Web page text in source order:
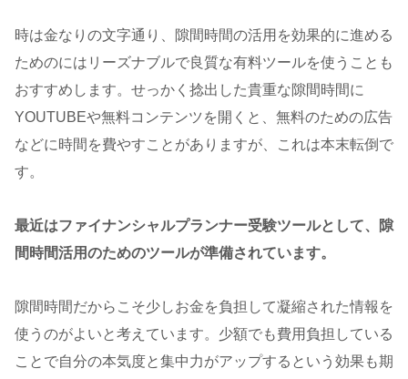
時は金なりの文字通り、隙間時間の活用を効果的に進める
ためのにはリーズナブルで良質な有料ツールを使うことも
おすすめします。せっかく捻出した貴重な隙間時間に
YOUTUBEや無料コンテンツを開くと、無料のための広告
などに時間を費やすことがありますが、これは本末転倒で
す。
最近はファイナンシャルプランナー受験ツールとして、隙
間時間活用のためのツールが準備されています。
隙間時間だからこそ少しお金を負担して凝縮された情報を
使うのがよいと考えています。少額でも費用負担している
ことで自分の本気度と集中力がアップするという効果も期